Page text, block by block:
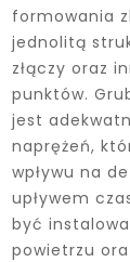
formowania
jednolitą
złączy oraz
punktów.
jest
naprężeń,
wpływu na
upływem
być
powietrzu